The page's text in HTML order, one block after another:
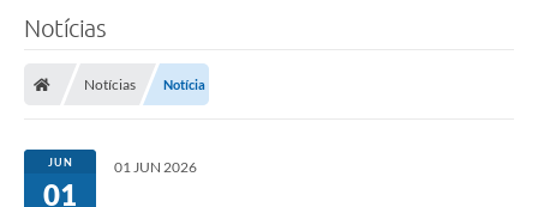
Notícias
Notícias Notícia
JUN
01
01 JUN 2026